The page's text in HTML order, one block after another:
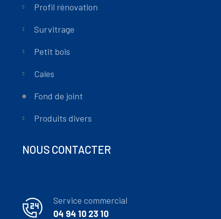
Profil rénovation
Survitrage
Petit bois
Cales
Fond de joint
Produits divers
NOUS CONTACTER
Service commercial
04 94 10 23 10